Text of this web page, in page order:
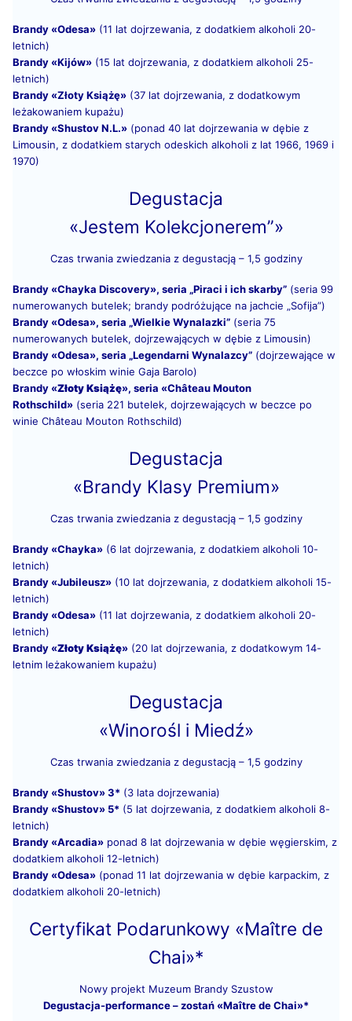
Brandy «Odesa» (11 lat dojrzewania, z dodatkiem alkoholi 20-
letnich)
Brandy «Kijów» (15 lat dojrzewania, z dodatkiem alkoholi 25-
letnich)
Brandy «Złoty Książę» (37 lat dojrzewania, z dodatkowym
leżakowaniem kupażu)
Brandy «Shustov N.L.» (ponad 40 lat dojrzewania w dębie z
Limousin, z dodatkiem starych odeskich alkoholi z lat 1966, 1969 i
1970)
Degustacja
«Jestem Kolekcjonerem”»
Czas trwania zwiedzania z degustacją – 1,5 godziny
Brandy «Chayka Discovery», seria „Piraci i ich skarby” (seria 99
numerowanych butelek; brandy podróżujące na jachcie „Sofija”)
Brandy «Odesa», seria „Wielkie Wynalazki” (seria 75
numerowanych butelek, dojrzewających w dębie z Limousin)
Brandy «Odesa», seria „Legendarni Wynalazcy” (dojrzewające w
beczce po włoskim winie Gaja Barolo)
Brandy «Złoty Książę», seria «Château Mouton
Rothschild» (seria 221 butelek, dojrzewających w beczce po
winie Château Mouton Rothschild)
Degustacja
«Brandy Klasy Premium»
Czas trwania zwiedzania z degustacją – 1,5 godziny
Brandy «Chayka» (6 lat dojrzewania, z dodatkiem alkoholi 10-
letnich)
Brandy «Jubileusz» (10 lat dojrzewania, z dodatkiem alkoholi 15-
letnich)
Brandy «Odesa» (11 lat dojrzewania, z dodatkiem alkoholi 20-
letnich)
Brandy «Złoty Książę» (20 lat dojrzewania, z dodatkowym 14-
letnim leżakowaniem kupażu)
Degustacja
«Winorośl i Miedź»
Czas trwania zwiedzania z degustacją – 1,5 godziny
Brandy «Shustov» 3* (3 lata dojrzewania)
Brandy «Shustov» 5* (5 lat dojrzewania, z dodatkiem alkoholi 8-
letnich)
Brandy «Arcadia» ponad 8 lat dojrzewania w dębie węgierskim, z
dodatkiem alkoholi 12-letnich)
Brandy «Odesa» (ponad 11 lat dojrzewania w dębie karpackim, z
dodatkiem alkoholi 20-letnich)
Certyfikat Podarunkowy «Maître de
Chai»*
Nowy projekt Muzeum Brandy Szustow
Degustacja-performance – zostań «Maître de Chai»*